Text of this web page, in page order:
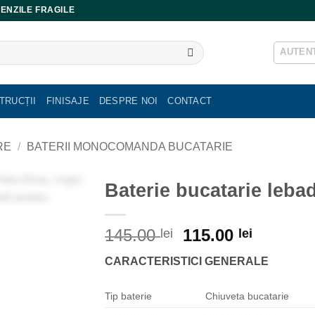
FRAGILE
FINISAJE DESPRE NOI CONTACT
/ BATERII MONOCOMANDA BUCATARIE
Baterie bucatarie
145.00 lei
Prețul
a
145.00 lei.
115.00 lei
este:
CARACTERISTICI GENERALE
Tip baterie Chiuveta bucatarie